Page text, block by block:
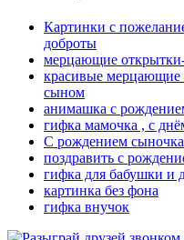
Картинки с
доброты
мерцающие
красивые
сыном
анимашка с
гифка мамочка , с
С рождением
поздравить с
гифка для бабушки и
картинка без фона
гифка внучок